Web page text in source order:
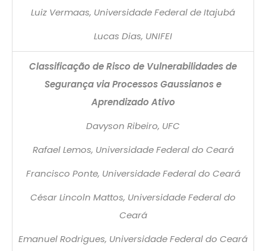
Luiz Vermaas, Universidade Federal de Itajubá
Lucas Dias, UNIFEI
Classificação de Risco de Vulnerabilidades de
Segurança via Processos Gaussianos e
Aprendizado Ativo
Davyson Ribeiro, UFC
Rafael Lemos, Universidade Federal do Ceará
Francisco Ponte, Universidade Federal do Ceará
César Lincoln Mattos, Universidade Federal do
Ceará
Emanuel Rodrigues, Universidade Federal do Ceará